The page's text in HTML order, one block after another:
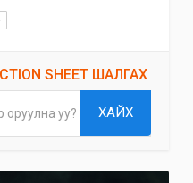
SHEET ШАЛГАХ
оруулна уу? ХАЙХ